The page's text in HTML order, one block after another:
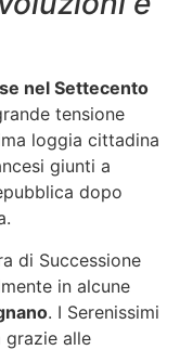
nel Settecento
tensione
loggia cittadina
giunti a
dopo
di Successione
in alcune
. I Serenissimi
alle